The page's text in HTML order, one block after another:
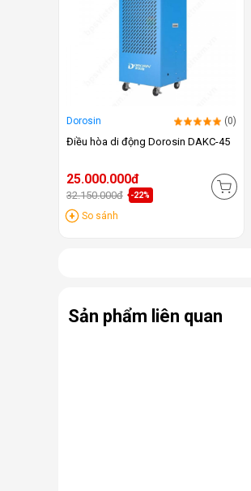
Dorosin (0)
Điều hòa di động Dorosin DAKC-45
25.000.000đ
32.150.000đ -22%
So sánh
Sản phẩm liên quan